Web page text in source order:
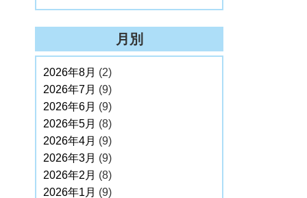
月別
2026年8月 (2)
2026年7月 (9)
2026年6月 (9)
2026年5月 (8)
2026年4月 (9)
2026年3月 (9)
2026年2月 (8)
2026年1月 (9)